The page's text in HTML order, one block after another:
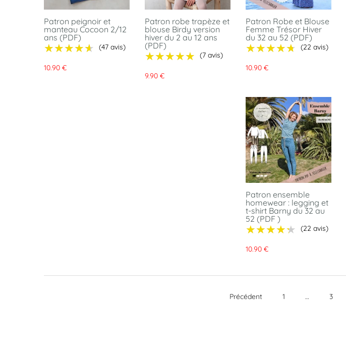
Patron peignoir et
manteau Cocoon 2/12
ans (PDF)
★★★★★
★★★★★ (47 avis)
10.90 €
Patron robe trapèze et
blouse Birdy version
hiver du 2 au 12 ans
(PDF)
★★★★★
★★★★★ (7 avis)
9.90 €
Patron Robe et Blouse
Femme Trésor Hiver
du 32 au 52 (PDF)
★★★★★
★★★★★ (22 avis)
10.90 €
Patron ensemble
homewear : legging et
t-shirt Barny du 32 au
52 (PDF )
★★★★★
★★★★★ (22 avis)
10.90 €
Précédent 1 … 3